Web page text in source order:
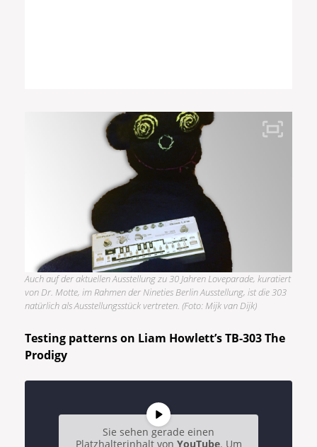
Auch auf der aktuellen Ausstellung zu 30 Jahren Loveparade, kuratiert
von Dr. Motte, im Rahmen der Nineties Berlin Ausstellung, ist die 303
natürlich als Ausstellungsstück vertreten. (Foto: Mijk van Dijk)
Testing patterns on Liam Howlett’s TB-303 The
Prodigy
Sie sehen gerade einen
Platzhalterinhalt von YouTube. Um